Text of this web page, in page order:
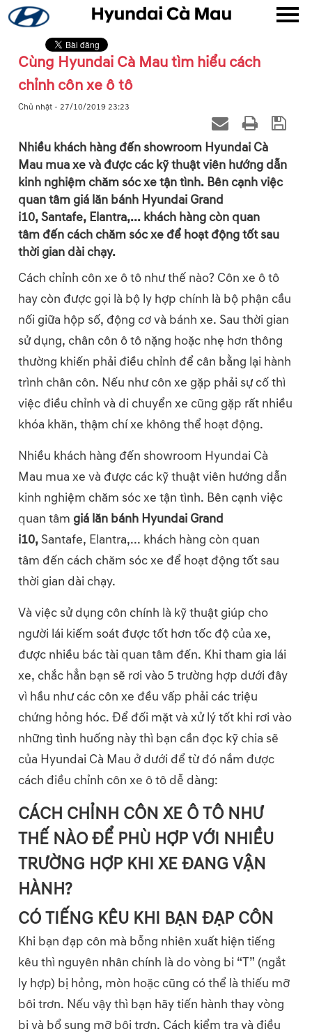
Cùng Hyundai Cà Mau tìm hiểu cách
chỉnh côn xe ô tô
Chủ nhật - 27/10/2019 23:23
Nhiều khách hàng đến showroom Hyundai Cà
Mau mua xe và được các kỹ thuật viên hướng dẫn
kinh nghiệm chăm sóc xe tận tình. Bên cạnh việc
quan tâm giá lăn bánh Hyundai Grand
i10, Santafe, Elantra,... khách hàng còn quan
tâm đến cách chăm sóc xe để hoạt động tốt sau
thời gian dài chạy.
Cách chỉnh côn xe ô tô như thế nào? Côn xe ô tô
hay còn được gọi là bộ ly hợp chính là bộ phận cầu
nối giữa hộp số, động cơ và bánh xe. Sau thời gian
sử dụng, chân côn ô tô nặng hoặc nhẹ hơn thông
thường khiến phải điều chỉnh để cân bằng lại hành
trình chân côn. Nếu như côn xe gặp phải sự cố thì
việc điều chỉnh và di chuyển xe cũng gặp rất nhiều
khóa khăn, thậm chí xe không thể hoạt động.
Nhiều khách hàng đến showroom Hyundai Cà
Mau mua xe và được các kỹ thuật viên hướng dẫn
kinh nghiệm chăm sóc xe tận tình. Bên cạnh việc
quan tâm giá lăn bánh Hyundai Grand
i10,Santafe, Elantra,... khách hàng còn quan
tâm đến cách chăm sóc xe để hoạt động tốt sau
thời gian dài chạy.
Và việc sử dụng côn chính là kỹ thuật giúp cho
người lái kiếm soát được tốt hơn tốc độ của xe,
được nhiều bác tài quan tâm đến. Khi tham gia lái
xe, chắc hẳn bạn sẽ rơi vào 5 trường hợp dưới đây
vì hầu như các côn xe đều vấp phải các triệu
chứng hỏng hóc. Để đối mặt và xử lý tốt khi rơi vào
những tình huống này thì bạn cần đọc kỹ chia sẽ
của Hyundai Cà Mau ở dưới để từ đó nắm được
cách điều chỉnh côn xe ô tô dễ dàng:
CÁCH CHỈNH CÔN XE Ô TÔ NHƯ
THẾ NÀO ĐỂ PHÙ HỢP VỚI NHIỀU
TRƯỜNG HỢP KHI XE ĐANG VẬN
HÀNH?
CÓ TIẾNG KÊU KHI BẠN ĐẠP CÔN
Khi bạn đạp côn mà bỗng nhiên xuất hiện tiếng
kêu thì nguyên nhân chính là do vòng bi “T” (ngắt
ly hợp) bị hỏng, mòn hoặc cũng có thể là thiếu mỡ
bôi trơn. Nếu vậy thì bạn hãy tiến hành thay vòng
bi và bổ sung mỡ bôi trơn. Cách kiểm tra và điều